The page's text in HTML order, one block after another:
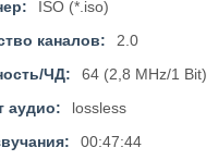
ISO (*.iso)
каналов:
2.0
ЧД:
64 (2,8 MHz/1 Bit)
аудио:
lossless
00:47:44